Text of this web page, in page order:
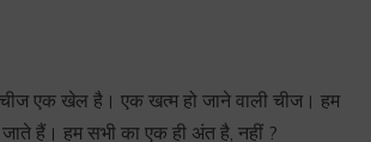
एक खेल है। एक खत्म हो जाने वाली चीज। हम
हैं। हम सभी का एक ही अंत है, नहीं ?